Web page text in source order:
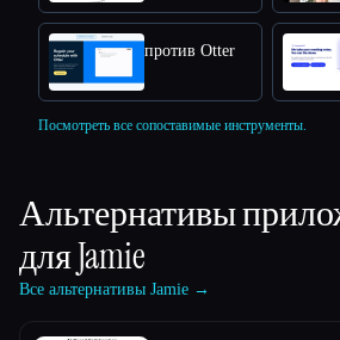
против Otter
Посмотреть все сопоставимые инструменты.
Альтернативы
дляJamie
Все альтернативы Jamie →